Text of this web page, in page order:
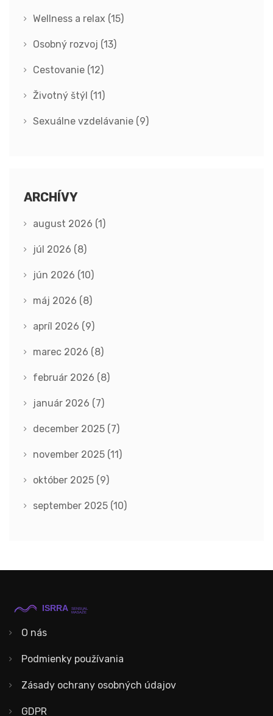
Wellness a relax (15)
Osobný rozvoj (13)
Cestovanie (12)
Životný štýl (11)
Sexuálne vzdelávanie (9)
ARCHÍVY
august 2026 (1)
júl 2026 (8)
jún 2026 (10)
máj 2026 (8)
apríl 2026 (9)
marec 2026 (8)
február 2026 (8)
január 2026 (7)
december 2025 (7)
november 2025 (11)
október 2025 (9)
september 2025 (10)
O nás
Podmienky používania
Zásady ochrany osobných údajov
GDPR